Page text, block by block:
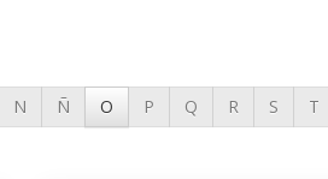
N Ñ O P Q R S T